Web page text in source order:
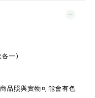
一)
品照與實物可能會有色